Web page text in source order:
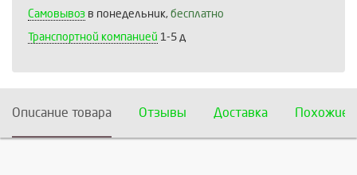
Самовывоз в понедельник, бесплатно
Транспортной компанией 1-5 д
Описание товара Отзывы Доставка Похожие